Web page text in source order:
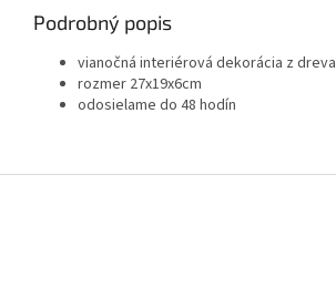
Podrobný popis
vianočná interiérová dekorácia z dreva
rozmer 27x19x6cm
odosielame do 48 hodín